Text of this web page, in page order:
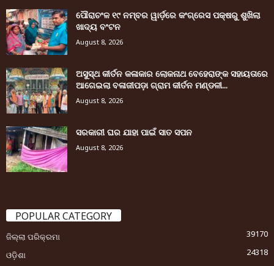
ପୌରାଚଂଳ ୧୯ ନମ୍ବର ୱାର୍ଡ଼ରେ କଂଗ୍ରେସ ପକ୍ଷରୁ ଶୁଖିଲା
ଖାଦ୍ୟ ବଂଟନ
August 8, 2026
ଅସୁସ୍ଥ କୀର୍ତନ କଳାକାର ଲୋକନାଥ ବେହେରାଙ୍କ ସହାୟତାରେ
ଆଗେଇଲା ବଳାଜୀପଡ଼ା ଗ୍ରାମ କୀର୍ତନ ମଣ୍ଡଳୀ...
August 8, 2026
ସରକାରୀ ଘର ଯାହା ପାଇଁ ସାତ ସପନ
August 8, 2026
POPULAR CATEGORY
ଜିଲ୍ଲା ପରିକ୍ରମା
39170
ଓଡ଼ିଶା
24318